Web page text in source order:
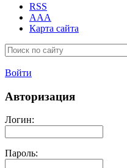
RSS
AAA
Карта сайта
Войти
Авторизация
Логин:
Пароль: